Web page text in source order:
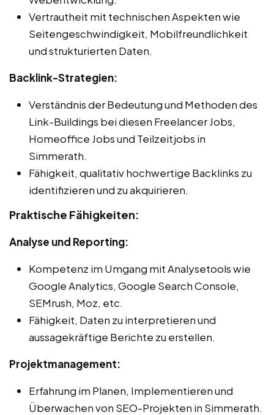
Vertrautheit mit technischen Aspekten wie
Seitengeschwindigkeit, Mobilfreundlichkeit
und strukturierten Daten.
Backlink-Strategien:
Verständnis der Bedeutung und Methoden des
Link-Buildings bei diesen Freelancer Jobs,
Homeoffice Jobs und Teilzeitjobs in
Simmerath.
Fähigkeit, qualitativ hochwertige Backlinks zu
identifizieren und zu akquirieren.
Praktische Fähigkeiten:
Analyse und Reporting:
Kompetenz im Umgang mit Analysetools wie
Google Analytics, Google Search Console,
SEMrush, Moz, etc.
Fähigkeit, Daten zu interpretieren und
aussagekräftige Berichte zu erstellen.
Projektmanagement:
Erfahrung im Planen, Implementieren und
Überwachen von SEO-Projekten in Simmerath.